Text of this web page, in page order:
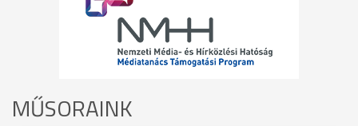
MŰSORAINK